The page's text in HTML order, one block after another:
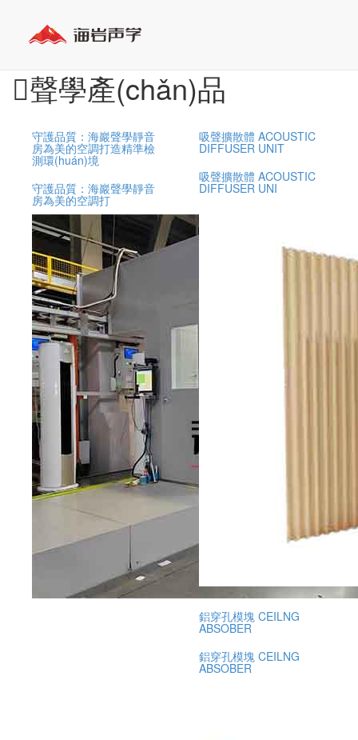
聲學產(chǎn)品
守護品質：海巖聲學靜音
房為美的空調打造精準檢
測環(huán)境
守護品質：海巖聲學靜音
房為美的空調打
吸聲擴散體 ACOUSTIC
DIFFUSER UNIT
吸聲擴散體 ACOUSTIC
DIFFUSER UNI
鋁穿孔模塊 CEILNG
ABSOBER
鋁穿孔模塊 CEILNG
ABSOBER